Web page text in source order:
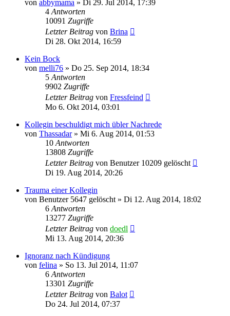
von abbymama » Di 29. Jul 2014, 17:39
4 Antworten
10091 Zugriffe
Letzter Beitrag von Brina
Di 28. Okt 2014, 16:59
Kein Bock
von melli76 » Do 25. Sep 2014, 18:34
5 Antworten
9902 Zugriffe
Letzter Beitrag von Fressfeind
Mo 6. Okt 2014, 03:01
Kollegin beschuldigt mich übler Nachrede
von Thassadar» Mi 6. Aug 2014, 01:53
10 Antworten
13808 Zugriffe
Letzter Beitrag von Benutzer 10209 gelöscht
Di 19. Aug 2014, 20:26
Trauma einer Kollegin
von Benutzer 5647 gelöscht » Di 12. Aug 2014, 18:02
6 Antworten
13277 Zugriffe
Letzter Beitrag von doedl
Mi 13. Aug 2014, 20:36
Ignoranz nach Kündigung
von felina » So 13. Jul 2014, 11:07
6 Antworten
13301 Zugriffe
Letzter Beitrag von Balot
Do 24. Jul 2014, 07:37